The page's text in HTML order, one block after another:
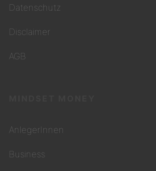
Datenschutz
Disclaimer
AGB
AnlegerInnen
Business